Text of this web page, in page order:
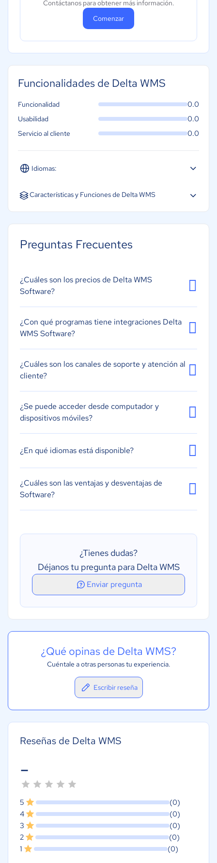
Contáctanos para obtener más información.
Comenzar
Funcionalidades de Delta WMS
Idiomas:
Inglés
Funcionalidad 0.0
Usabilidad 0.0
Servicio al cliente 0.0
Características y Funciones de Delta WMS
Gestión de la calidad
Varias ubicaciones
Procesos de picking.
Auditoría de inventario
Preguntas Frecuentes
¿Cuáles son los precios de Delta WMS
Software?
¿Con qué programas tiene integraciones Delta
WMS Software?
¿Cuáles son los canales de soporte y atención al
cliente?
¿Se puede acceder desde computador y
dispositivos móviles?
¿En qué idiomas está disponible?
¿Cuáles son las ventajas y desventajas de
Software?
¿Tienes dudas?
Déjanos tu pregunta para Delta WMS
Enviar pregunta
¿Qué opinas de Delta WMS?
Cuéntale a otras personas tu experiencia.
Escribir reseña
Reseñas de Delta WMS
-
5
(0)
4
(0)
3
(0)
2
(0)
1
(0)